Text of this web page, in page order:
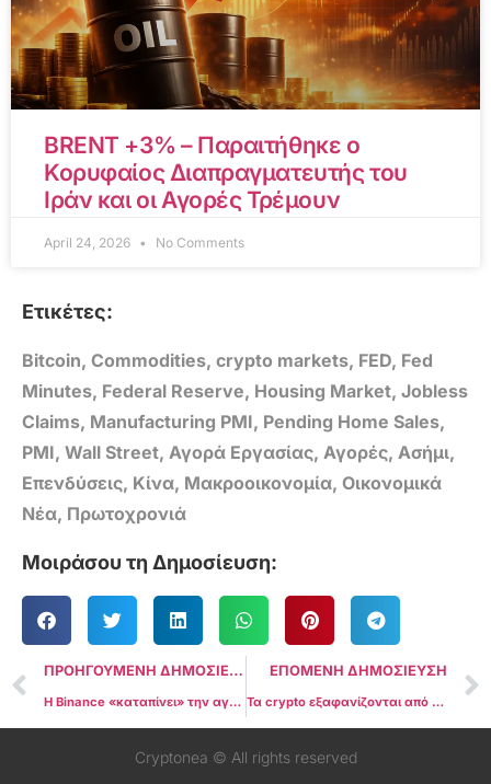
BRENT +3% – Παραιτήθηκε ο
Κορυφαίος Διαπραγματευτής του
Ιράν και οι Αγορές Τρέμουν
April 24, 2026 No Comments
Ετικέτες:
Bitcoin, Commodities, crypto markets, FED, Fed
Minutes, Federal Reserve, Housing Market, Jobless
Claims, Manufacturing PMI, Pending Home Sales,
PMI, Wall Street, Αγορά Εργασίας, Αγορές, Ασήμι,
Επενδύσεις, Κίνα, Μακροοικονομία, Οικονομικά
Νέα, Πρωτοχρονιά
Μοιράσου τη Δημοσίευση:
ΠΡΟΗΓΟΥΜΕΝΗ ΔΗΜΟΣΙΕΥΣΗ
Η Binance «καταπίνει» την αγορά το 2025: Κρατά το 72% των crypto assets παγκοσμίως – σοκάρουν τα νούμερα
ΕΠΟΜΕΝΗ ΔΗΜΟΣΙΕΥΣΗ
Τα crypto εξαφανίζονται από τις αναζητήσεις και το ασήμι «φλέγεται»: Το σήμα που αγνοεί η αγορά
Cryptonea © All rights reserved